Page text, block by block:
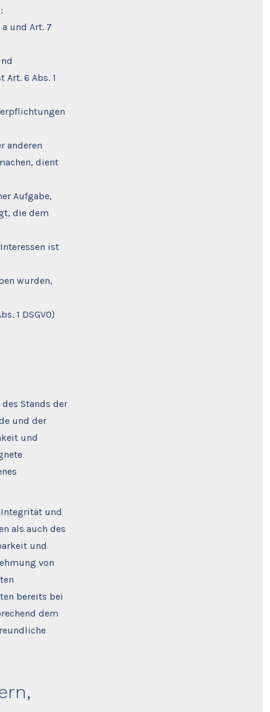
und Art. 7
6 Abs. 1
anderen
dient
Aufgabe,
die dem
ist
wurden,
1 DSGVO)
Stands der
und der
und
Integrität und
als auch des
und
von
bereits bei
dem